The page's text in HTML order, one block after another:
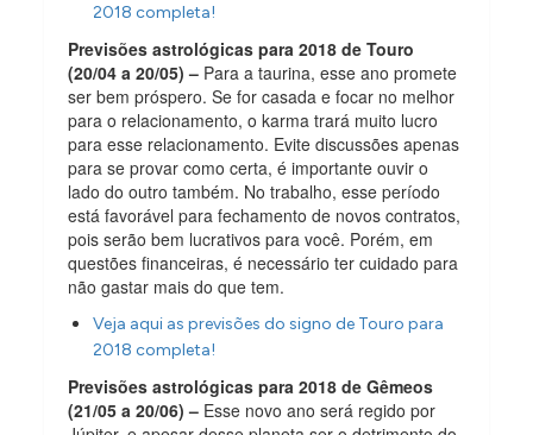
2018 completa!
Previsões astrológicas para 2018 de Touro
(20/04 a 20/05) – Para a taurina, esse ano promete
ser bem próspero. Se for casada e focar no melhor
para o relacionamento, o karma trará muito lucro
para esse relacionamento. Evite discussões apenas
para se provar como certa, é importante ouvir o
lado do outro também. No trabalho, esse período
está favorável para fechamento de novos contratos,
pois serão bem lucrativos para você. Porém, em
questões financeiras, é necessário ter cuidado para
não gastar mais do que tem.
Veja aqui as previsões do signo de Touro para
2018 completa!
Previsões astrológicas para 2018 de Gêmeos
(21/05 a 20/06) – Esse novo ano será regido por